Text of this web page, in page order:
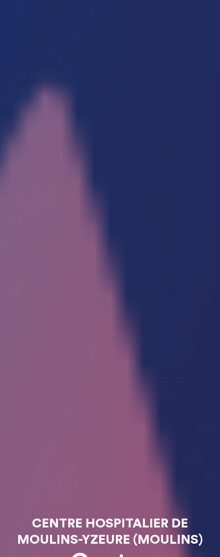
CENTRE HOSPITALIER DE
MOULINS-YZEURE (MOULINS)